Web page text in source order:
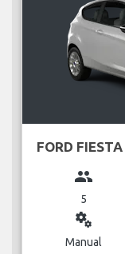
FORD FIESTA
group
5
miscellaneous_services
Manual